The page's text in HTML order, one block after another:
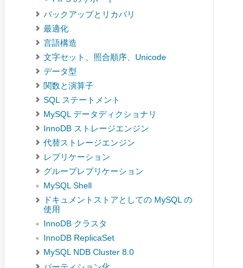
バックアップとリカバリ
最適化
言語構造
文字セット、照合順序、Unicode
データ型
関数と演算子
SQL ステートメント
MySQL データディクショナリ
InnoDB ストレージエンジン
代替ストレージエンジン
レプリケーション
グループレプリケーション
MySQL Shell
ドキュメントストアとしての MySQL の
使用
InnoDB クラスタ
InnoDB ReplicaSet
MySQL NDB Cluster 8.0